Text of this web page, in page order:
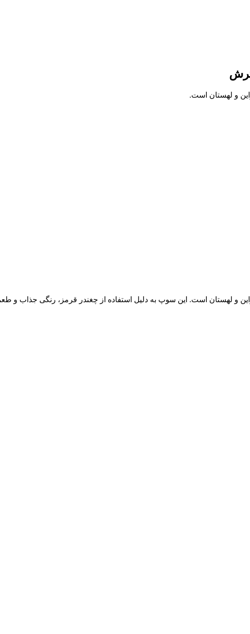
و لهستان است.
و لهستان است. این سوپ به دلیل استفاده از چغندر قرمز، رنگی جذاب و